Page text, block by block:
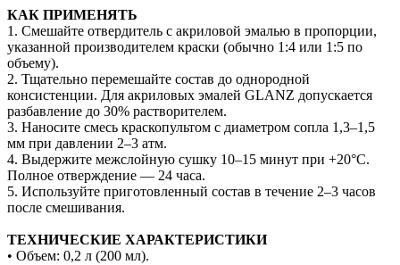
КАК ПРИМЕНЯТЬ
1. Смешайте отвердитель с акриловой эмалью в пропорции,
указанной производителем краски (обычно 1:4 или 1:5 по
объему).
2. Тщательно перемешайте состав до однородной
консистенции. Для акриловых эмалей GLANZ допускается
разбавление до 30% растворителем.
3. Наносите смесь краскопультом с диаметром сопла 1,3–1,5
мм при давлении 2–3 атм.
4. Выдержите межслойную сушку 10–15 минут при +20°C.
Полное отверждение — 24 часа.
5. Используйте приготовленный состав в течение 2–3 часов
после смешивания.
ТЕХНИЧЕСКИЕ ХАРАКТЕРИСТИКИ
• Объем: 0,2 л (200 мл).